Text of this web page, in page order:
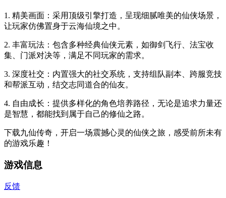
1. 精美画面：采用顶级引擎打造，呈现细腻唯美的仙侠场景，
让玩家仿佛置身于云海仙境之中。
2. 丰富玩法：包含多种经典仙侠元素，如御剑飞行、法宝收
集、门派对决等，满足不同玩家的需求。
3. 深度社交：内置强大的社交系统，支持组队副本、跨服竞技
和帮派互动，结交志同道合的仙友。
4. 自由成长：提供多样化的角色培养路径，无论是追求力量还
是智慧，都能找到属于自己的修仙之路。
下载九仙传奇，开启一场震撼心灵的仙侠之旅，感受前所未有
的游戏乐趣！
游戏信息
反馈